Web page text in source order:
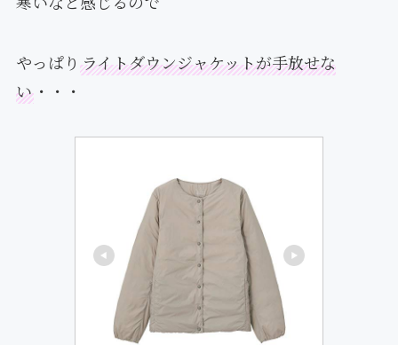
やっぱり ライトダウンジャケットが手放せな
い・・・